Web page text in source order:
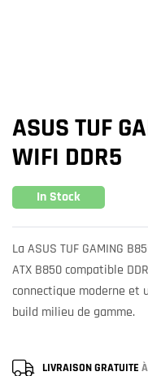
ASUS TUF
WIFI DDR5
In Stock
La ASUS TUF GAMING
ATX B850 compatible
connectique moderne et
build milieu de gamme.
LIVRAISON GRATUITE